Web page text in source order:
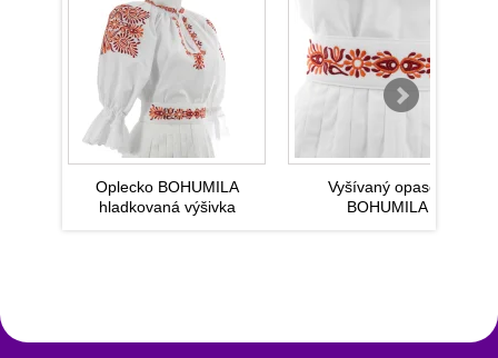
Oplecko BOHUMILA
hladkovaná výšivka
Vyšívaný opasok
BOHUMILA